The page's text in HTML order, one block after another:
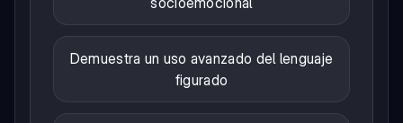
Demuestra un uso avanzado del lenguaje
figurado